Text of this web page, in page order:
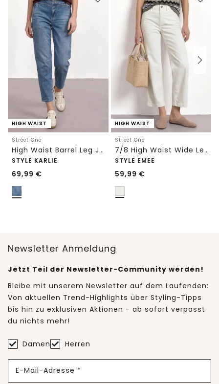
HIGH WAIST
Street One
High Waist Barrel Leg Jeans im Loose Fit
STYLE KARLIE
69,99 €
HIGH WAIST
Street One
7/8 High Waist Wide Leg Jeans im Loose Fit
STYLE EMEE
59,99 €
Newsletter Anmeldung
Jetzt Teil der Newsletter-Community werden!
Bleibe mit unserem Newsletter auf dem Laufenden:
Von aktuellen Trend-Highlights über Styling-Tipps
bis hin zu exklusiven Aktionen - ab sofort verpasst
du nichts mehr!
Damen Herren
E-Mail-Adresse *